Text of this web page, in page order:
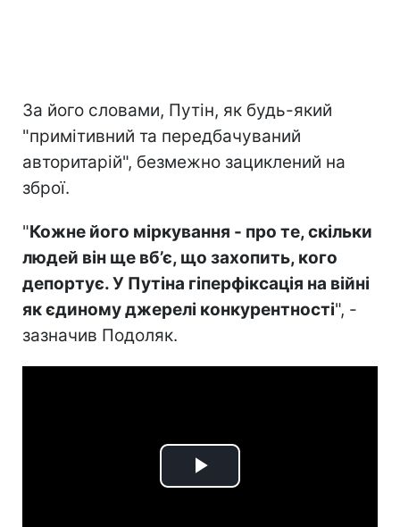
За його словами, Путін, як будь-який
"примітивний та передбачуваний
авторитарій", безмежно зациклений на
зброї.
"Кожне його міркування - про те, скільки
людей він ще вб’є, що захопить, кого
депортує. У Путіна гіперфіксація на війні
як єдиному джерелі конкурентності", -
зазначив Подоляк.
Play